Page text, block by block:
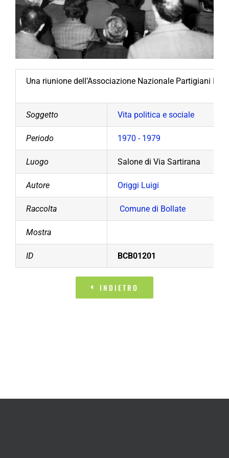
Una riunione dell’Associazione Nazionale Partigiani
Soggetto Vita politica e sociale
Periodo 1970 - 1979
Luogo Salone di Via Sartirana
Autore Origgi Luigi
Raccolta Comune di Bollate
Mostra
ID BCB01201
INDIETRO